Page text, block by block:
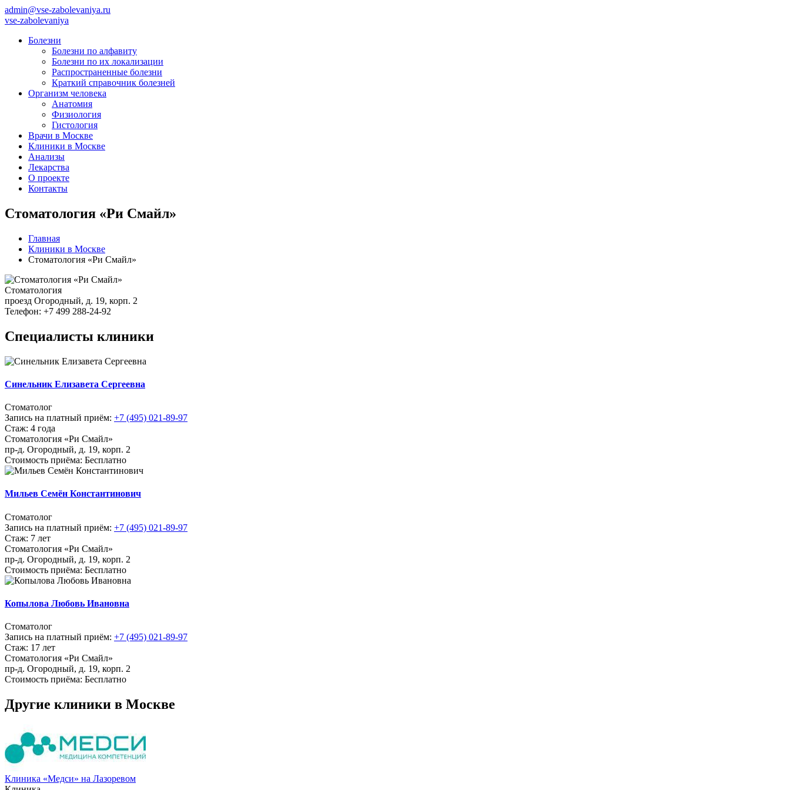
admin@vse-zabolevaniya.ru
vse-zabolevaniya
Болезни
Болезни по алфавиту
Болезни по их локализации
Распространенные болезни
Краткий справочник болезней
Организм человека
Анатомия
Физиология
Гистология
Врачи в Москве
Клиники в Москве
Анализы
Лекарства
О проекте
Контакты
Стоматология «Ри Смайл»
Главная
Клиники в Москве
Стоматология «Ри Смайл»
Стоматология
проезд Огородный, д. 19, корп. 2
Телефон: +7 499 288-24-92
Специалисты клиники
Синельник Елизавета Сергеевна
Стоматолог
Запись на платный приём: +7 (495) 021-89-97
Стаж: 4 года
Стоматология «Ри Смайл»
пр-д. Огородный, д. 19, корп. 2
Стоимость приёма: Бесплатно
Мильев Семён Константинович
Стоматолог
Запись на платный приём: +7 (495) 021-89-97
Стаж: 7 лет
Стоматология «Ри Смайл»
пр-д. Огородный, д. 19, корп. 2
Стоимость приёма: Бесплатно
Копылова Любовь Ивановна
Стоматолог
Запись на платный приём: +7 (495) 021-89-97
Стаж: 17 лет
Стоматология «Ри Смайл»
пр-д. Огородный, д. 19, корп. 2
Стоимость приёма: Бесплатно
Другие клиники в Москве
Клиника «Медси» на Лазоревом